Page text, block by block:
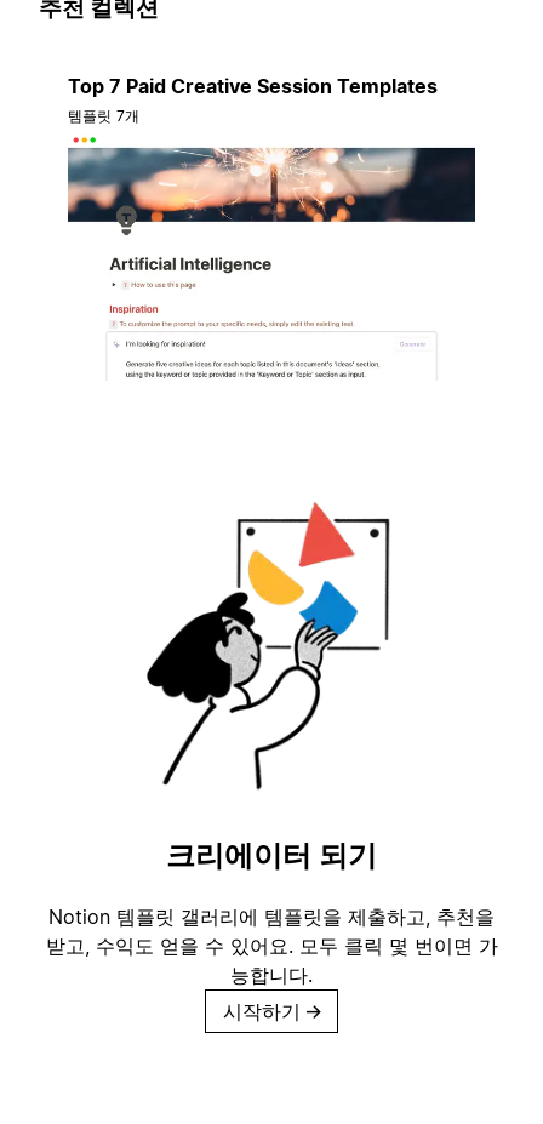
추천 컬렉션
Top 7 Paid Creative Session Templates
템플릿 7개
크리에이터 되기
Notion 템플릿 갤러리에 템플릿을 제출하고, 추천을
받고, 수익도 얻을 수 있어요. 모두 클릭 몇 번이면 가
능합니다.
시작하기 →